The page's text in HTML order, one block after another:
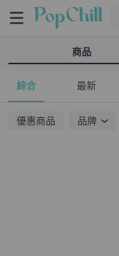
商品
綜合 最新
優惠商品 品牌